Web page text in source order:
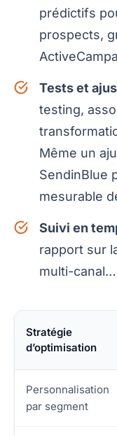
prédictifs
prospects,
Tests et
testing,
Même un
SendinBlue
mesurable
Suivi en
rapport sur
multi-
Stratégie
d’optimisation
Personnalisation
par segment